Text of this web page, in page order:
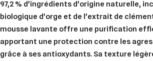
97,2 % d'ingrédients d'origine naturelle,
biologique d'orge et de l'extrait de
mousse lavante offre une purification
apportant une protection contre les
grâce à ses antioxydants. Sa texture